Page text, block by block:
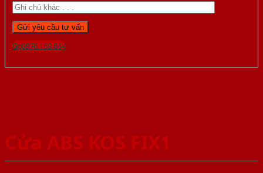
Gọi 0976.169.864
Cửa ABS KOS FIX1